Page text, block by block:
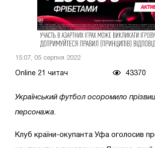
15:07, 05 серпня 2022
Online 21 читач 43370
Український футбол осоромило
персонажа
Клуб країни-окупанта Уфа оголосив